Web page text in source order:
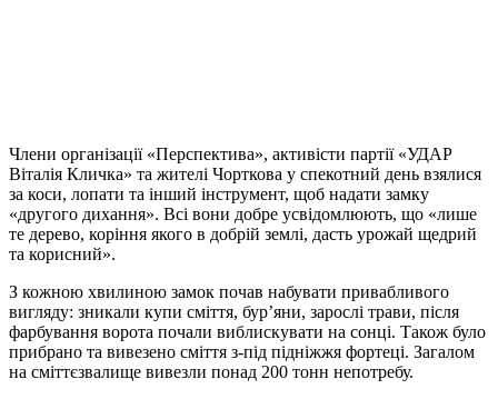
Члени організації «Перспектива», активісти партії «УДАР
Віталія Кличка» та жителі Чорткова у спекотний день взялися
за коси, лопати та інший інструмент, щоб надати замку
«другого дихання». Всі вони добре усвідомлюють, що «лише
те дерево, коріння якого в добрій землі, дасть урожай щедрий
та корисний».
З кожною хвилиною замок почав набувати привабливого
вигляду: зникали купи сміття, бур’яни, зарослі трави, після
фарбування ворота почали виблискувати на сонці. Також було
прибрано та вивезено сміття з-під підніжжя фортеці. Загалом
на сміттєзвалище вивезли понад 200 тонн непотребу.